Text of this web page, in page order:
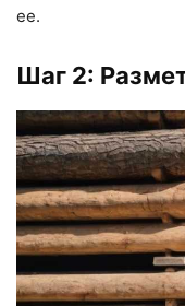
ее.
Шаг 2: